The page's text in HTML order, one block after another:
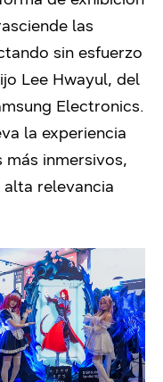
las
sin esfuerzo
Lee Hwayul, del
Electronics.
la experiencia
inmersivos,
relevancia